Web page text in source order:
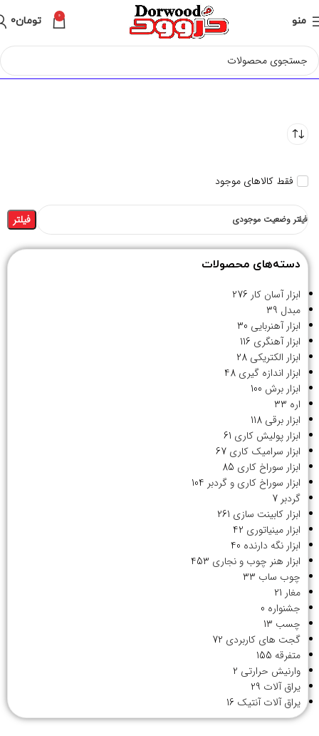
منو 0 تومان0
فقط کالاهای موجود
فیلتر وضعیت موجودی فیلتر
دسته‌های محصولات
ابزار آسان کار 276
مبدل 39
ابزار آهنربایی 30
ابزار آهنگری 116
ابزار الکتریکی 28
ابزار اندازه گیری 48
ابزار برش 100
اره 33
ابزار برقی 118
ابزار پولیش کاری 61
ابزار سرامیک کاری 67
ابزار سوراخ کاری 85
ابزار سوراخ کاری و گردبر 104
گردبر 7
ابزار کابینت سازی 261
ابزار مینیاتوری 42
ابزار نگه دارنده 40
ابزار هنر چوب و نجاری 453
چوب ساب 33
مغار 21
جشنواره 0
چسب 13
گجت های کاربردی 72
متفرقه 155
وارنیش حرارتی 2
یراق آلات 29
یراق آلات آنتیک 16